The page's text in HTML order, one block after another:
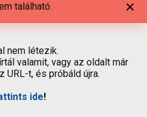
található.
nem létezik.
valamit, vagy az oldalt már
t, és próbáld újra.
ide!